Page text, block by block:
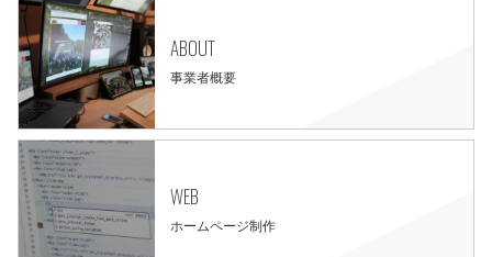
ABOUT
事業者概要
WEB
ホームページ制作